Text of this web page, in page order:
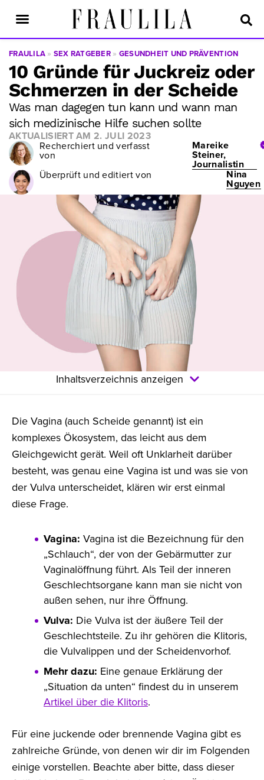
FRAULILA » SEX RATGEBER » GESUNDHEIT UND PRÄVENTION
10 Gründe für Juckreiz oder
Schmerzen in der Scheide
Was man dagegen tun kann und wann man
sich medizinische Hilfe suchen sollte
AKTUALISIERT AM2. JULI 2023
Recherchiert und verfasst
von
Mareike
Steiner,
Journalistin
Überprüft und editiert von Nina
Nguyen
Inhaltsverzeichnis anzeigen
Die Vagina (auch Scheide genannt) ist ein
komplexes Ökosystem, das leicht aus dem
Gleichgewicht gerät. Weil oft Unklarheit darüber
besteht, was genau eine Vagina ist und was sie von
der Vulva unterscheidet, klären wir erst einmal
diese Frage.
Vagina: Vagina ist die Bezeichnung für den
„Schlauch“, der von der Gebärmutter zur
Vaginalöffnung führt. Als Teil der inneren
Geschlechtsorgane kann man sie nicht von
außen sehen, nur ihre Öffnung.
Vulva: Die Vulva ist der äußere Teil der
Geschlechtsteile. Zu ihr gehören die Klitoris,
die Vulvalippen und der Scheidenvorhof.
Mehr dazu: Eine genaue Erklärung der
„Situation da unten“ findest du in unserem
Artikel über die Klitoris.
Für eine juckende oder brennende Vagina gibt es
zahlreiche Gründe, von denen wir dir im Folgenden
einige vorstellen. Beachte aber bitte, dass dieser